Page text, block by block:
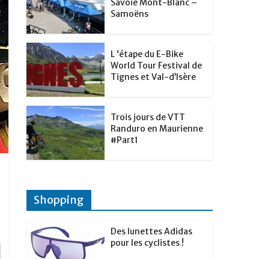
Savoie Mont-Blanc –
Samoëns
L ‘étape du E-Bike
World Tour Festival de
Tignes et Val-d’Isère
Trois jours de VTT
Randuro en Maurienne
#Part1
Shopping
Des lunettes Adidas
pour les cyclistes !